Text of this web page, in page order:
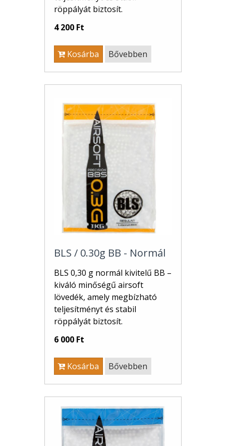
röppályát biztosít.
4 200 Ft
Kosárba Bővebben
BLS / 0.30g BB - Normál
BLS 0,30 g normál kivitelű BB –
kiváló minőségű airsoft
lövedék, amely megbízható
teljesítményt és stabil
röppályát biztosít.
6 000 Ft
Kosárba Bővebben